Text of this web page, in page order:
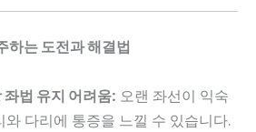
하는 도전과 해결법
법 유지 어려움: 오랜 좌선이 익숙
와 다리에 통증을 느낄 수 있습니다.